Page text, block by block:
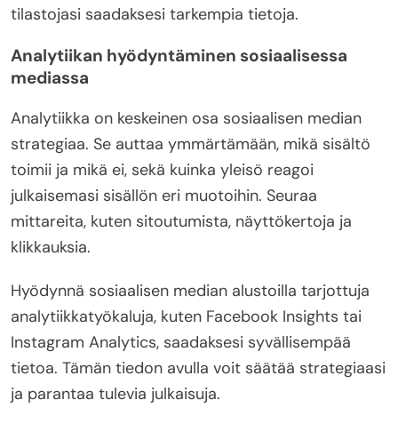
tilastojasi saadaksesi tarkempia tietoja.
Analytiikan hyödyntäminen sosiaalisessa
mediassa
Analytiikka on keskeinen osa sosiaalisen median
strategiaa. Se auttaa ymmärtämään, mikä sisältö
toimii ja mikä ei, sekä kuinka yleisö reagoi
julkaisemasi sisällön eri muotoihin. Seuraa
mittareita, kuten sitoutumista, näyttökertoja ja
klikkauksia.
Hyödynnä sosiaalisen median alustoilla tarjottuja
analytiikkatyökaluja, kuten Facebook Insights tai
Instagram Analytics, saadaksesi syvällisempää
tietoa. Tämän tiedon avulla voit säätää strategiaasi
ja parantaa tulevia julkaisuja.